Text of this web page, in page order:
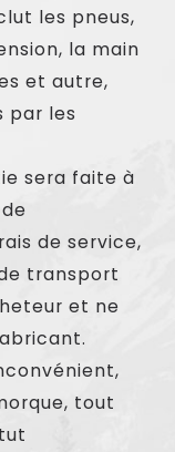
les pneus,
la main
et autre,
par les
sera faite à
de service,
transport
et ne
tout